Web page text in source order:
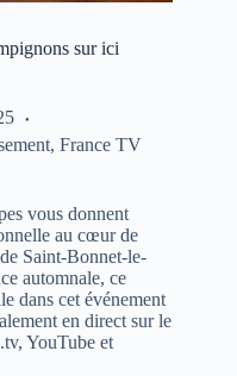
sur ici
, France TV
vous donnent
au cœur de
Saint-Bonnet-le-
automnale, ce
dans cet événement
en direct sur le
YouTube et